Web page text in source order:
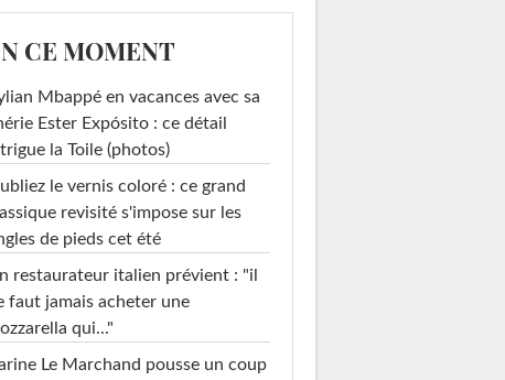
CE MOMENT
Mbappé en vacances avec sa
Ester Expósito : ce détail
la Toile (photos)
le vernis coloré : ce grand
revisité s'impose sur les
de pieds cet été
restaurateur italien prévient : "il
faut jamais acheter une
qui..."
Le Marchand pousse un coup